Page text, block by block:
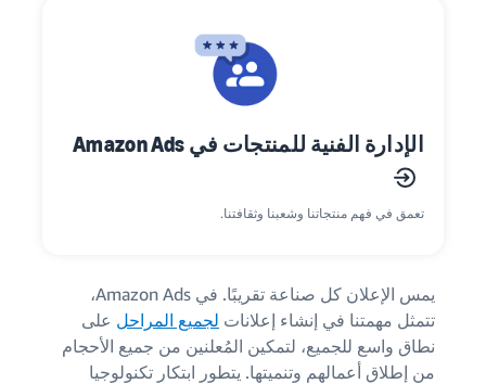
الإدارة الفنية للمنتجات في Amazon Ads
تعمق في فهم منتجاتنا وشعبنا وثقافتنا.
يمس الإعلان كل صناعة تقريبًا. في Amazon Ads،
تتمثل مهمتنا في إنشاء إعلانات لجميع المراحل على
نطاق واسع للجميع، لتمكين المُعلنين من جميع الأحجام
من إطلاق أعمالهم وتنميتها. يتطور ابتكار تكنولوجيا